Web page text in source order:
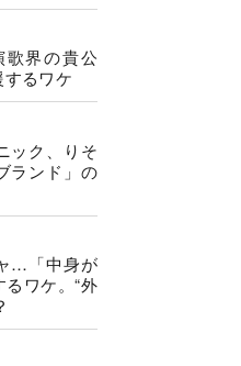
界の貴公
るワケ
ック、りそ
ランド」の
…「中身が
ワケ。“外